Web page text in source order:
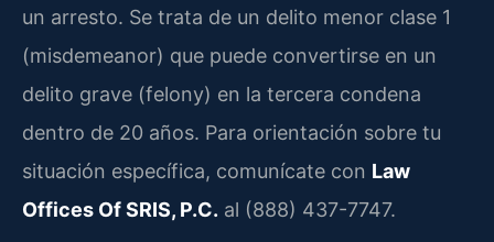
un arresto. Se trata de un delito menor clase 1
(misdemeanor) que puede convertirse en un
delito grave (felony) en la tercera condena
dentro de 20 años. Para orientación sobre tu
situación específica, comunícate con Law
Offices Of SRIS, P.C. al (888) 437-7747.